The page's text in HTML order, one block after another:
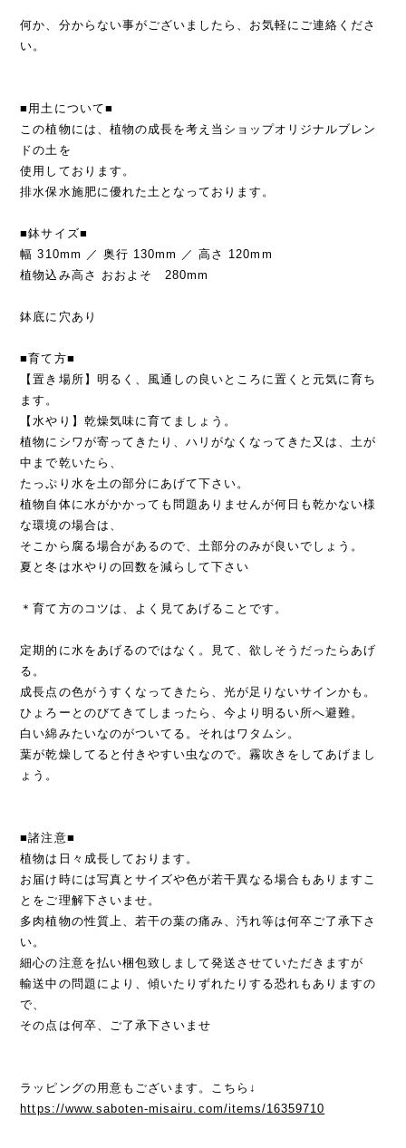
何か、分からない事がございましたら、お気軽にご連絡くださ
い。
■用土について■
この植物には、植物の成長を考え当ショップオリジナルブレン
ドの土を
使用しております。
排水保水施肥に優れた土となっております。
■鉢サイズ■
幅 310mm ／ 奥行 130mm ／ 高さ 120mm
植物込み高さ おおよそ 280mm
鉢底に穴あり
■育て方■
【置き場所】明るく、風通しの良いところに置くと元気に育ち
ます。
【水やり】乾燥気味に育てましょう。
植物にシワが寄ってきたり、ハリがなくなってきた又は、土が
中まで乾いたら、
たっぷり水を土の部分にあげて下さい。
植物自体に水がかかっても問題ありませんが何日も乾かない様
な環境の場合は、
そこから腐る場合があるので、土部分のみが良いでしょう。
夏と冬は水やりの回数を減らして下さい
＊育て方のコツは、よく見てあげることです。
定期的に水をあげるのではなく。見て、欲しそうだったらあげ
る。
成長点の色がうすくなってきたら、光が足りないサインかも。
ひょろーとのびてきてしまったら、今より明るい所へ避難。
白い綿みたいなのがついてる。それはワタムシ。
葉が乾燥してると付きやすい虫なので。霧吹きをしてあげまし
ょう。
■諸注意■
植物は日々成長しております。
お届け時には写真とサイズや色が若干異なる場合もありますこ
とをご理解下さいませ。
多肉植物の性質上、若干の葉の痛み、汚れ等は何卒ご了承下さ
い。
細心の注意を払い梱包致しまして発送させていただきますが
輸送中の問題により、傾いたりずれたりする恐れもありますの
で、
その点は何卒、ご了承下さいませ
ラッピングの用意もございます。こちら↓
https://www.saboten-misairu.com/items/16359710